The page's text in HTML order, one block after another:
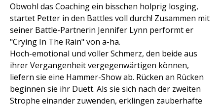
Obwohl das Coaching ein bisschen holprig losging,
startet Petter in den Battles voll durch! Zusammen mit
seiner Battle-Partnerin Jennifer Lynn performt er
"Crying In The Rain" von a-ha.
Hoch-emotional und voller Schmerz, den beide aus
ihrer Vergangenheit vergegenwärtigen können,
liefern sie eine Hammer-Show ab. Rücken an Rücken
beginnen sie ihr Duett. Als sie sich nach der zweiten
Strophe einander zuwenden, erklingen zauberhafte